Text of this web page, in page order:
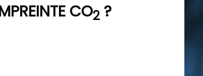
CO2 ?